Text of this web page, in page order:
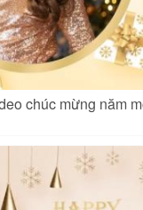
chúc mừng năm